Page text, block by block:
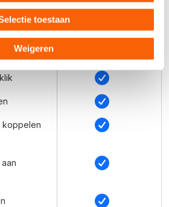
toestaan
Weigeren
en
koppelen